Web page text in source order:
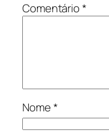
Comentário*
Nome*